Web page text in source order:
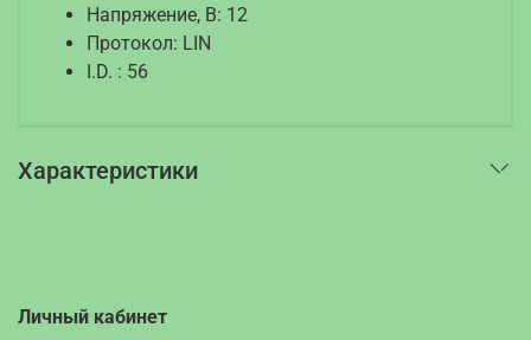
Напряжение, В: 12
Протокол: LIN
I.D. : 56
Характеристики
Личный кабинет